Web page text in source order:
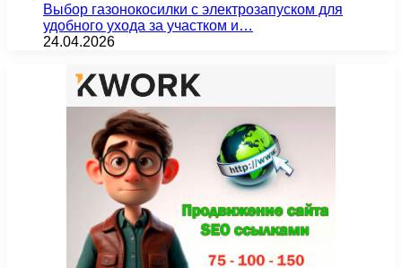
Выбор газонокосилки с электрозапуском для
удобного ухода за участком и…
24.04.2026